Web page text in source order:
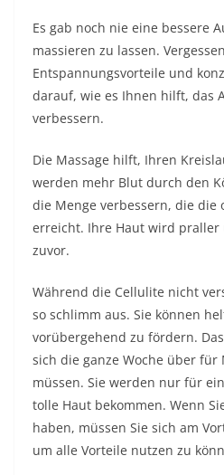
Es gab noch nie eine bessere
massieren zu lassen.
Entspannungsvorteile und
darauf, wie es Ihnen hilft, das
verbessern.
Die Massage hilft, Ihren
werden mehr Blut durch den
die Menge verbessern, die die
erreicht. Ihre Haut wird praller
zuvor.
Während die Cellulite nicht
so schlimm aus. Sie können
vorübergehend zu fördern.
sich die ganze Woche über für
müssen. Sie werden nur für
tolle Haut bekommen. Wenn
haben, müssen Sie sich am
um alle Vorteile nutzen zu